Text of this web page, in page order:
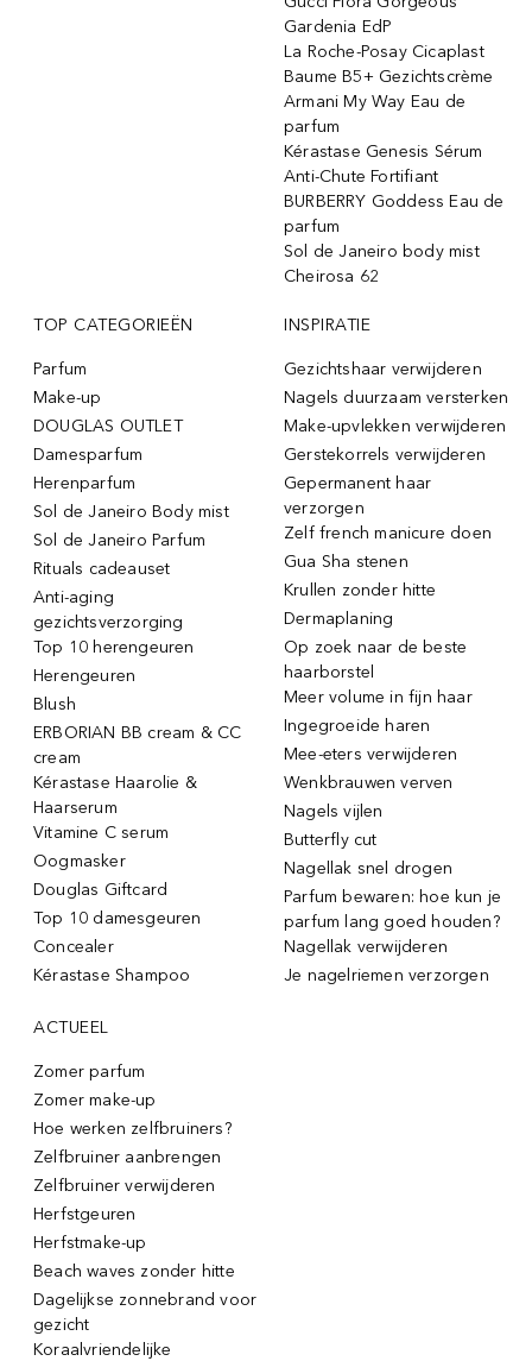
Gardenia EdP
La Roche-Posay Cicaplast
Baume B5+ Gezichtscrème
Armani My Way Eau de
parfum
Kérastase Genesis Sérum
Anti-Chute Fortifiant
BURBERRY Goddess Eau de
parfum
Sol de Janeiro body mist
Cheirosa 62
TOP CATEGORIEËN
Parfum
Make-up
DOUGLAS OUTLET
Damesparfum
Herenparfum
Sol de Janeiro Body mist
Sol de Janeiro Parfum
Rituals cadeauset
Anti-aging
gezichtsverzorging
Top 10 herengeuren
Herengeuren
Blush
ERBORIAN BB cream & CC
cream
Kérastase Haarolie &
Haarserum
Vitamine C serum
Oogmasker
Douglas Giftcard
Top 10 damesgeuren
Concealer
Kérastase Shampoo
INSPIRATIE
Gezichtshaar verwijderen
Nagels duurzaam versterken
Make-upvlekken verwijderen
Gerstekorrels verwijderen
Gepermanent haar
verzorgen
Zelf french manicure doen
Gua Sha stenen
Krullen zonder hitte
Dermaplaning
Op zoek naar de beste
haarborstel
Meer volume in fijn haar
Ingegroeide haren
Mee-eters verwijderen
Wenkbrauwen verven
Nagels vijlen
Butterfly cut
Nagellak snel drogen
Parfum bewaren: hoe kun je
parfum lang goed houden?
Nagellak verwijderen
Je nagelriemen verzorgen
ACTUEEL
Zomer parfum
Zomer make-up
Hoe werken zelfbruiners?
Zelfbruiner aanbrengen
Zelfbruiner verwijderen
Herfstgeuren
Herfstmake-up
Beach waves zonder hitte
Dagelijkse zonnebrand voor
gezicht
Koraalvriendelijke